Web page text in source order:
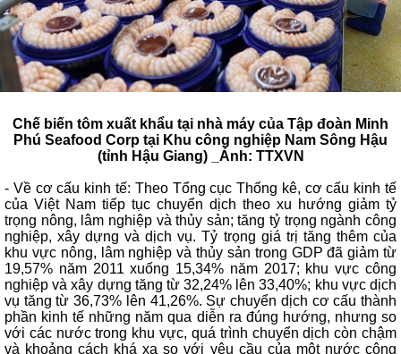
Chế biến tôm xuất khẩu tại nhà máy của Tập đoàn Minh
Phú Seafood Corp tại Khu công nghiệp Nam Sông Hậu
(tỉnh Hậu Giang) _Ảnh: TTXVN
- Về cơ cấu kinh tế: Theo Tổng cục Thống kê, cơ cấu kinh tế
của Việt Nam tiếp tục chuyển dịch theo xu hướng giảm tỷ
trọng nông, lâm nghiệp và thủy sản; tăng tỷ trọng ngành công
nghiệp, xây dựng và dịch vụ. Tỷ trọng giá trị tăng thêm của
khu vực nông, lâm nghiệp và thủy sản trong GDP đã giảm từ
19,57% năm 2011 xuống 15,34% năm 2017; khu vực công
nghiệp và xây dựng tăng từ 32,24% lên 33,40%; khu vực dịch
vụ tăng từ 36,73% lên 41,26%. Sự chuyển dịch cơ cấu thành
phần kinh tế những năm qua diễn ra đúng hướng, nhưng so
với các nước trong khu vực, quá trình chuyển dịch còn chậm
và khoảng cách khá xa so với yêu cầu của một nước công